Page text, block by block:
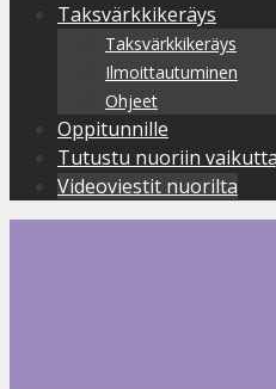
Taksvärkkikeräys
Taksvärkkikeräys
Ilmoittautuminen
Ohjeet
Oppitunnille
Tutustu nuoriin
Videoviestit nuorilta